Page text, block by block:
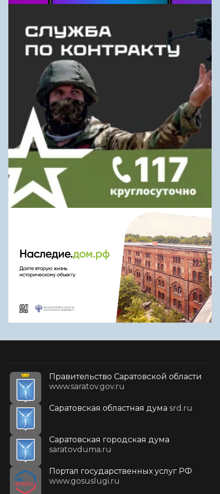
Правительство Саратовской области
www.saratov.gov.ru
Саратовская областная дума srd.ru
Саратовская городская дума
saratovduma.ru
Портал государственных услуг РФ
www.gosuslugi.ru